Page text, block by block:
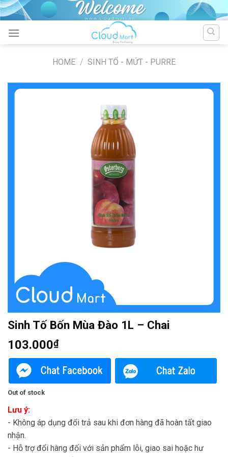
Skip
to
content
HOME / SINH TỐ - MỨT - PURRE
Sinh Tố Bốn Mùa Đào 1L – Chai
103.000₫
Out of stock
Lưu ý:
- Không áp dụng đổi trả sau khi đơn hàng đã hoàn tất giao
nhận.
- Hỗ trợ đổi hàng đối với sản phẩm lỗi, giao sai hoặc hư